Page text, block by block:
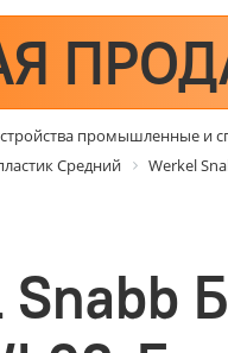
промышленные и
Средний
Werkel